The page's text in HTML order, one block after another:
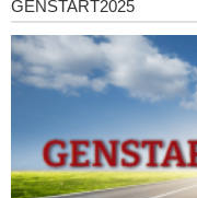
Genstart2025
GENSTART2025